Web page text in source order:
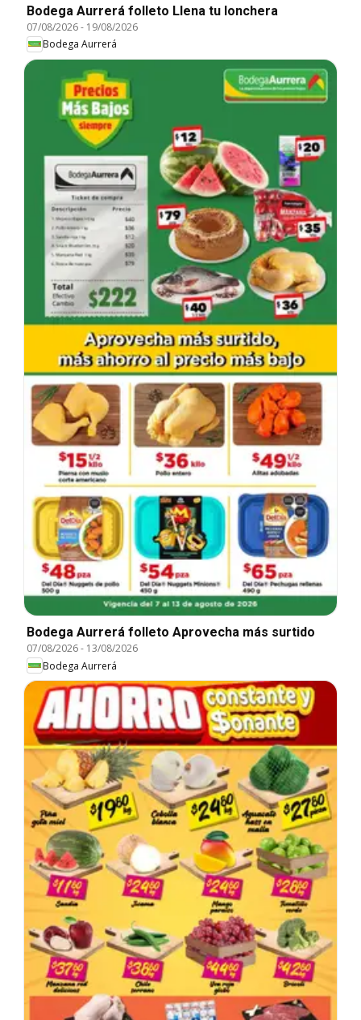
Bodega Aurrerá folleto Llena tu lonchera
07/08/2026- 19/08/2026
Bodega Aurrerá
Bodega Aurrerá folleto Aprovecha más surtido
07/08/2026- 13/08/2026
Bodega Aurrerá